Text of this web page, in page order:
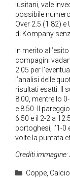
lusitani, vale
possibile
Over 2.5 (1.82)
di Kompany
In merito
compagini
2.05 per
l’analisi delle
risultati esatti. Il
8.00, mentre lo
e 8.50. Il
6.50 e il 2-2 a
portoghesi, l’1-0
volte la puntata
Crediti immagine:
Categorie
Coppe, Calcio